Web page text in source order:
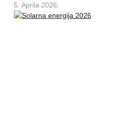
5. Aprila 2026.